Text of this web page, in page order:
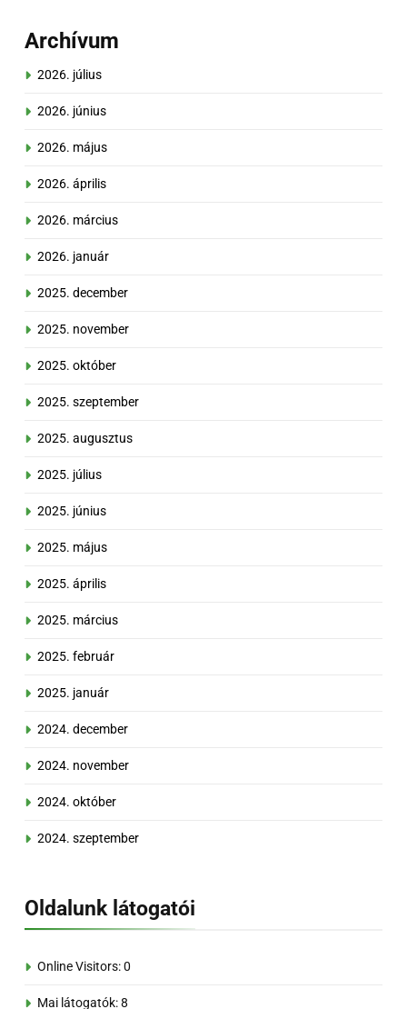
Archívum
2026. július
2026. június
2026. május
2026. április
2026. március
2026. január
2025. december
2025. november
2025. október
2025. szeptember
2025. augusztus
2025. július
2025. június
2025. május
2025. április
2025. március
2025. február
2025. január
2024. december
2024. november
2024. október
2024. szeptember
Oldalunk látogatói
Online Visitors:0
Mai látogatók:8